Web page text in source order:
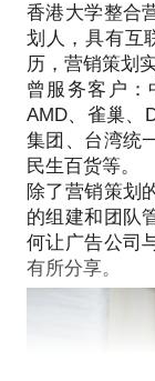
传说中的“少花
要创新玩法，
高逼格形象和
或带着你的品
过堂。
希望之前你能
料，我会在见
香港大学整合
划人，具有互
历，营销策划
曾服务客户：
AMD、雀巢、
集团、台湾统
民生百货等。
除了营销策划
的组建和团队
何让广告公司